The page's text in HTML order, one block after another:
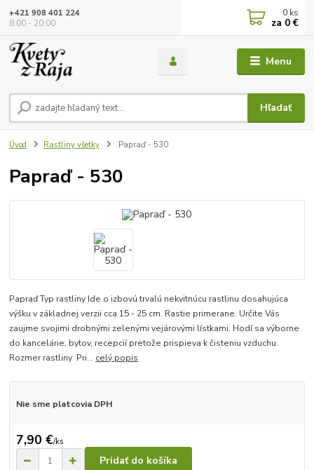
Menu
Hľadať
+421 908 401 224
8:00 - 20:00
0 ks
za 0 €
Úvod Rastliny všetky Papraď - 530
Papraď - 530
Papraď Typ rastliny Ide o izbovú trvalú nekvitnúcu rastlinu dosahujúca
výšku v základnej verzii cca 15 - 25 cm. Rastie primerane. Určite Vás
zaujme svojimi drobnými zelenými vejárovými lístkami. Hodí sa výborne
do kancelárie, bytov, recepcií pretože prispieva k čisteniu vzduchu.
Rozmer rastliny Pri... celý popis
Nie sme platcovia DPH
7,90 €/ks
Pridať do košíka